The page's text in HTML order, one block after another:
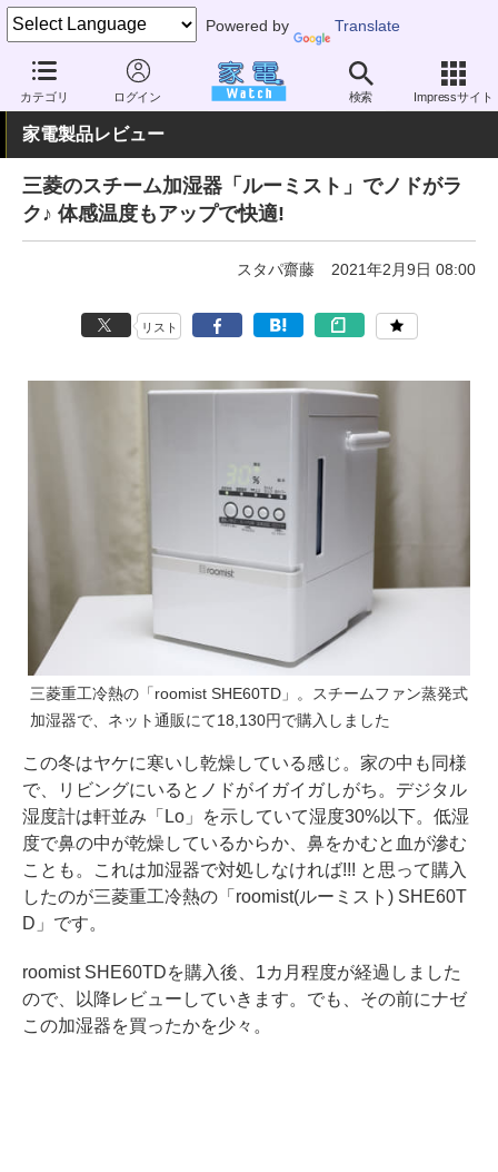
Powered by Translate
カテゴリ ログイン 検索 Impressサイト
家電 Watch 空調家電 加湿器・除湿機 加湿器
家電製品レビュー
三菱のスチーム加湿器「ルーミスト」でノドがラ
ク♪ 体感温度もアップで快適!
スタパ齋藤 2021年2月9日 08:00
リスト
三菱重工冷熱の「roomist SHE60TD」。スチームファン蒸発式
加湿器で、ネット通販にて18,130円で購入しました
この冬はヤケに寒いし乾燥している感じ。家の中も同様
で、リビングにいるとノドがイガイガしがち。デジタル
湿度計は軒並み「Lo」を示していて湿度30%以下。低湿
度で鼻の中が乾燥しているからか、鼻をかむと血が滲む
ことも。これは加湿器で対処しなければ!!! と思って購入
したのが三菱重工冷熱の「roomist(ルーミスト) SHE60T
D」です。
roomist SHE60TDを購入後、1カ月程度が経過しました
ので、以降レビューしていきます。でも、その前にナゼ
この加湿器を買ったかを少々。